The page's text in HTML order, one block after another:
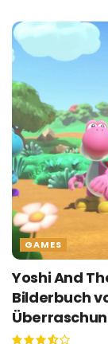
GAMES
Yoshi And
Bilderbuch